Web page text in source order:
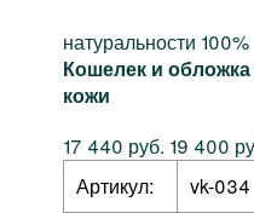
натуральности 100%
Кошелек и
кожи
17 440 руб. 19 400
Артикул:
vk-034